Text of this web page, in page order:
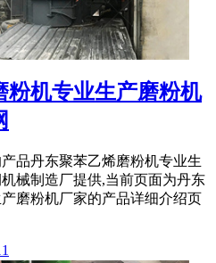
粉机专业生产磨粉机
品丹东聚苯乙烯磨粉机专业生
械制造厂提供,当前页面为丹东
磨粉机厂家的产品详细介绍页